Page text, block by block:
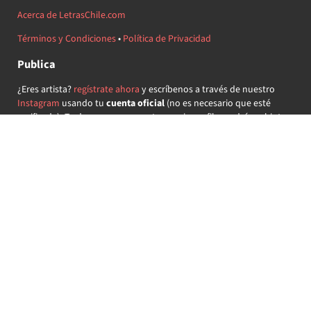
Acerca de LetrasChile.com
Términos y Condiciones• Política de Privacidad
Publica
¿Eres artista? regístrate ahora y escríbenos a través de nuestro
Instagram usando tu cuenta oficial(no es necesario que esté
verificada) ¡Te daremos acceso a tu propio perfil y podrás subir tus